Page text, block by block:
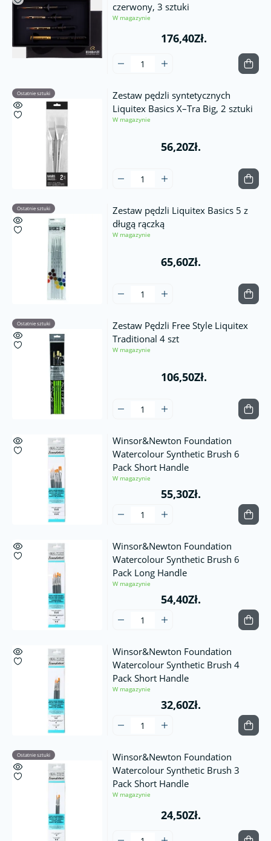
czerwony, 3 sztuki
W magazynie
176,40Zł.
Ostatnie sztuki
Zestaw pędzli syntetycznych
Liquitex Basics X–Tra Big, 2 sztuki
W magazynie
56,20Zł.
Ostatnie sztuki
Zestaw pędzli Liquitex Basics 5 z
długą rączką
W magazynie
65,60Zł.
Ostatnie sztuki
Zestaw Pędzli Free Style Liquitex
Traditional 4 szt
W magazynie
106,50Zł.
Winsor&Newton Foundation
Watercolour Synthetic Brush 6
Pack Short Handle
W magazynie
55,30Zł.
Winsor&Newton Foundation
Watercolour Synthetic Brush 6
Pack Long Handle
W magazynie
54,40Zł.
Winsor&Newton Foundation
Watercolour Synthetic Brush 4
Pack Short Handle
W magazynie
32,60Zł.
Ostatnie sztuki
Winsor&Newton Foundation
Watercolour Synthetic Brush 3
Pack Short Handle
W magazynie
24,50Zł.